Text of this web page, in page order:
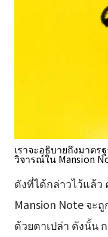
เราจะอธิบายถึงมาต
วิจารณ์ใน Mansion
ดังที่ได้กล่าวไว้แล้
Mansion Note จะ
ด้วยตาเปล่า ดังนั้น